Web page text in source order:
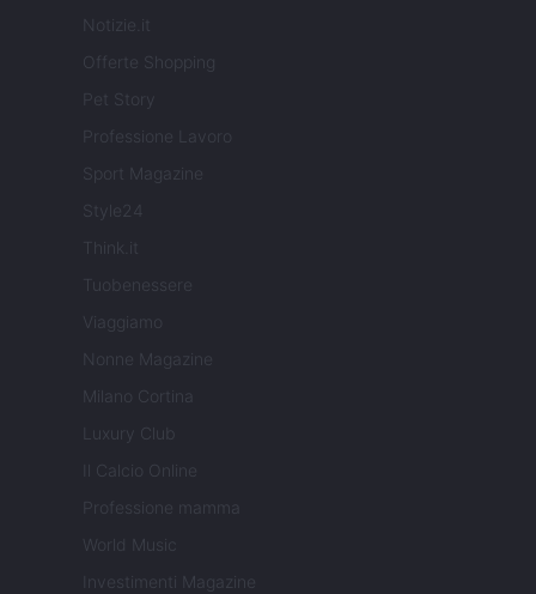
Notizie.it
Offerte Shopping
Pet Story
Professione Lavoro
Sport Magazine
Style24
Think.it
Tuobenessere
Viaggiamo
Nonne Magazine
Milano Cortina
Luxury Club
Il Calcio Online
Professione mamma
World Music
Investimenti Magazine